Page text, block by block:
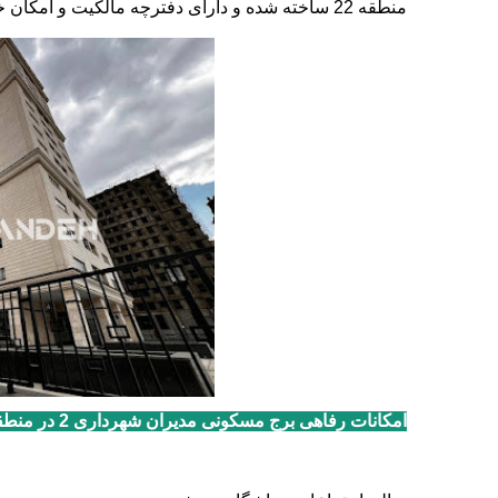
منطقه 22 ساخته شده و دارای دفترچه مالکیت و امکان خرید و فروش رسمی واحدها می‌باشد
امکانات رفاهی برج مسکونی مدیران شهرداری 2 در منطقه 22 کوهک شامل موارد زیر است